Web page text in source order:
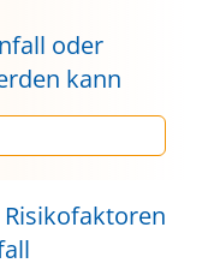
oder
kann